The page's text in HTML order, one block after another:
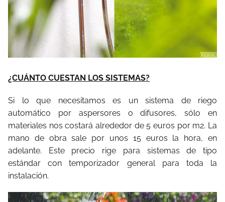
¿CUÁNTO CUESTAN LOS SISTEMAS?
Si lo que necesitamos es un sistema de riego
automático por aspersores o difusores, sólo en
materiales nos costará alrededor de 5 euros por m2. La
mano de obra sale por unos 15 euros la hora, en
adelante. Este precio rige para sistemas de tipo
estándar con temporizador general para toda la
instalación.